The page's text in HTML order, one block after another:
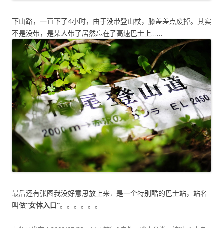
下山路，一直下了4小时，由于没带登山杖，膝盖差点废掉。其实
不是没带，是某人带了居然忘在了高速巴士上……
最后还有张图我没好意思放上来，是一个特别酷的巴士站，站名
叫做“女体入口”。。。。。。